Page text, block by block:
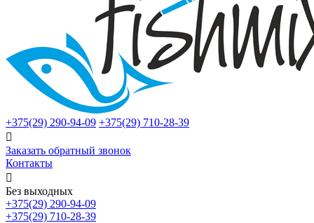
+375(29) 290-94-09 +375(29) 710-28-39

Заказать обратный звонок
Контакты

Без выходных
+375(29) 290-94-09
+375(29) 710-28-39